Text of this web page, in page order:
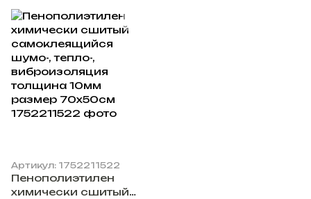
толщина 10мм
размер 30х20см
Артикул: 1752211522
Пенополиэтилен
химически сшитый